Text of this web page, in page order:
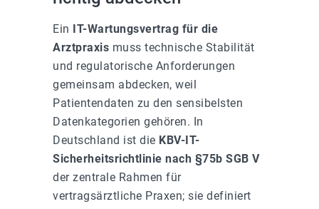
Ein IT-Wartungsvertrag für die
Arztpraxis muss technische Stabilität
und regulatorische Anforderungen
gemeinsam abdecken, weil
Patientendaten zu den sensibelsten
Datenkategorien gehören. In
Deutschland ist die KBV-IT-
Sicherheitsrichtlinie nach §75b SGB V
der zentrale Rahmen für
vertragsärztliche Praxen; sie definiert